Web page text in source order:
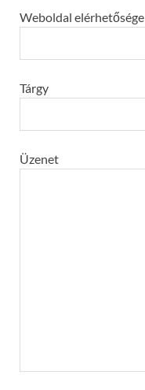
Weboldal elérhetősége
Tárgy
Üzenet